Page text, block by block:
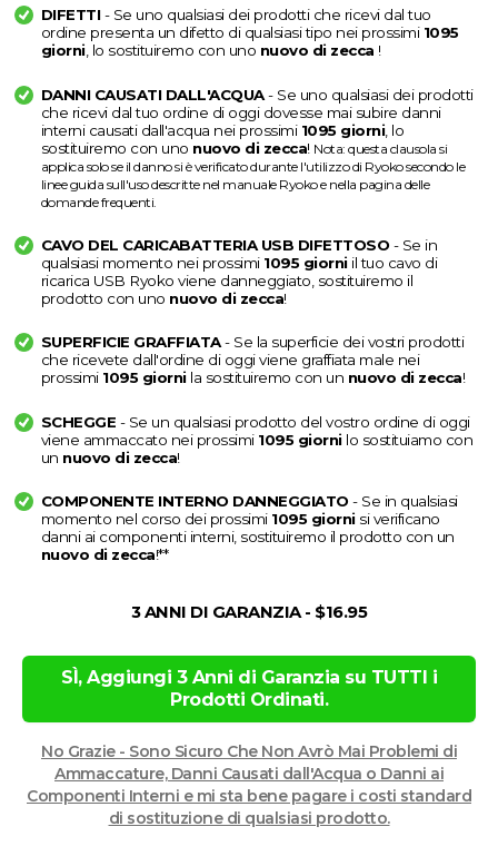
DIFETTI- Se uno qualsiasi dei prodotti che ricevi dal tuo
ordine presenta un difetto di qualsiasi tipo nei prossimi 1095
giorni, lo sostituiremo con uno nuovo di zecca !
DANNI CAUSATI DALL'ACQUA- Se uno qualsiasi dei prodotti
che ricevi dal tuo ordine di oggi dovesse mai subire danni
interni causati dall'acqua nei prossimi 1095 giorni, lo
sostituiremo con uno nuovo di zecca! Nota: questa clausola si
applica solo se il danno si è verificato durante l'utilizzo di Ryoko secondo le
linee guida sull'uso descritte nel manuale Ryoko e nella pagina delle
domande frequenti.
CAVO DEL CARICABATTERIA USB DIFETTOSO - Se in
qualsiasi momento nei prossimi 1095 giorniil tuo cavo di
ricarica USB Ryoko viene danneggiato, sostituiremo il
prodotto con uno nuovo di zecca!
SUPERFICIE GRAFFIATA- Se la superficie dei vostri prodotti
che ricevete dall'ordine di oggi viene graffiata male nei
prossimi 1095 giornila sostituiremo con un nuovo di zecca!
SCHEGGE - Se un qualsiasi prodotto del vostro ordine di oggi
viene ammaccato nei prossimi 1095 giornilo sostituiamo con
un nuovo di zecca!
COMPONENTE INTERNO DANNEGGIATO - Se in qualsiasi
momento nel corso dei prossimi 1095 giornisi verificano
danni ai componenti interni, sostituiremo il prodotto con un
nuovo di zecca!**
3 ANNI DI GARANZIA - $16.95
SÌ, Aggiungi 3 Anni di Garanzia su TUTTI i
Prodotti Ordinati.
No Grazie - Sono Sicuro Che Non Avrò Mai Problemi di
Ammaccature, Danni Causati dall'Acqua o Danni ai
Componenti Interni e mi sta bene pagare i costi standard
di sostituzione di qualsiasi prodotto.